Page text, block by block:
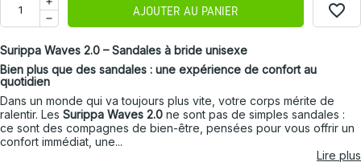
AJOUTER AU PANIER favorite_border
Surippa Waves 2.0 – Sandales à bride unisexe
Bien plus que des sandales : une expérience de confort au
quotidien
Dans un monde qui va toujours plus vite, votre corps mérite de
ralentir. Les Surippa Waves 2.0 ne sont pas de simples sandales :
ce sont des compagnes de bien-être, pensées pour vous offrir un
confort immédiat, une...
Lire plus